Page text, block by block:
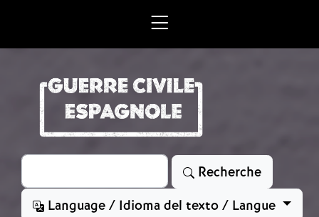
Rechercher
Recherche
Language / Idioma del texto / Langue